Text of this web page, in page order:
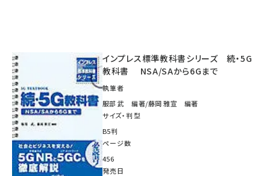
インプレス標準教科書シリーズ 続・5G
教科書 NSA/SAから6Gまで
執筆者
服部 武 編著/藤岡 雅宣 編著
サイズ・判型
B5判
ページ数
456
発売日